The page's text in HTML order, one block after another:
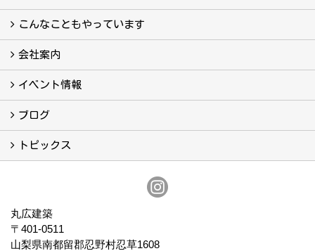
真っ直ぐの家づくり
自慢の大工たち
こだわりの自然素材
快適な家のエッセンス
注文住宅ができるまで
こんなこともやっています
こんなこともやっています
会社案内
会社案内
まるひろの人
スタッフ紹介
プライバシーポリシー
イベント情報
イベント予告
イベント報告
ブログ
ブログ
トピックス
丸広建築
〒401-0511
山梨県南都留郡忍野村忍草1608